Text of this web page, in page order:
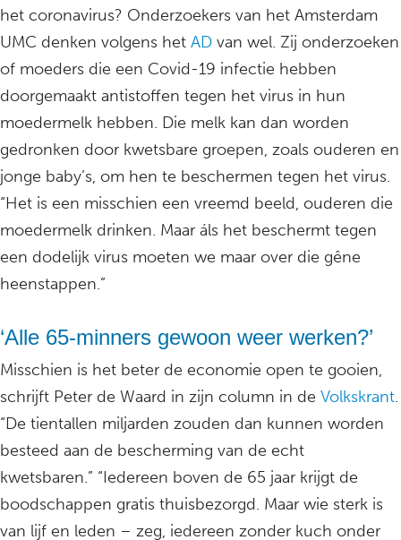
het coronavirus? Onderzoekers van het Amsterdam
UMC denken volgens het AD van wel. Zij onderzoeken
of moeders die een Covid-19 infectie hebben
doorgemaakt antistoffen tegen het virus in hun
moedermelk hebben. Die melk kan dan worden
gedronken door kwetsbare groepen, zoals ouderen en
jonge baby’s, om hen te beschermen tegen het virus.
“Het is een misschien een vreemd beeld, ouderen die
moedermelk drinken. Maar áls het beschermt tegen
een dodelijk virus moeten we maar over die gêne
heenstappen.”
‘Alle 65-minners gewoon weer werken?’
Misschien is het beter de economie open te gooien,
schrijft Peter de Waard in zijn column in de Volkskrant.
“De tientallen miljarden zouden dan kunnen worden
besteed aan de bescherming van de echt
kwetsbaren.” “Iedereen boven de 65 jaar krijgt de
boodschappen gratis thuisbezorgd. Maar wie sterk is
van lijf en leden – zeg, iedereen zonder kuch onder